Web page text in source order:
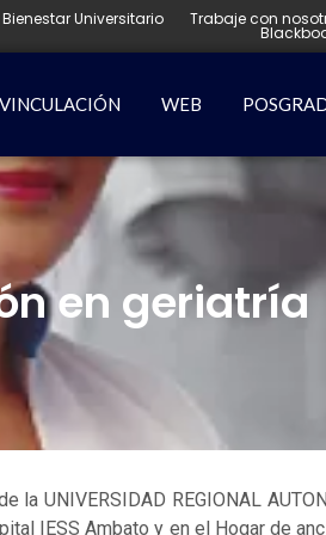
Bienestar Universitario Trabaje con
VINCULACIÓN WEB
en geriatría
UNIVERSIDAD REGIONAL
IESS Ambato y en el Hogar de